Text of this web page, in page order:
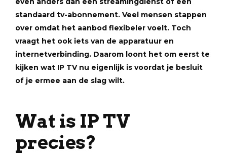
standaard tv-abonnement. Veel mensen stappen
over omdat het aanbod flexibeler voelt. Toch
vraagt het ook iets van de apparatuur en
internetverbinding. Daarom loont het om eerst te
kijken wat IP TV nu eigenlijk is voordat je besluit
of je ermee aan de slag wilt.
Wat is IP TV
precies?